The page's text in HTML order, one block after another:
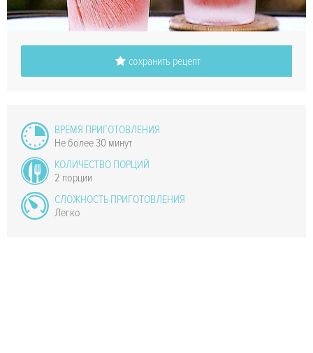
сохранить рецепт
ВРЕМЯ ПРИГОТОВЛЕНИЯ
Не более 30 минут
КОЛИЧЕСТВО ПОРЦИЙ
2 порции
СЛОЖНОСТЬ ПРИГОТОВЛЕНИЯ
Легко